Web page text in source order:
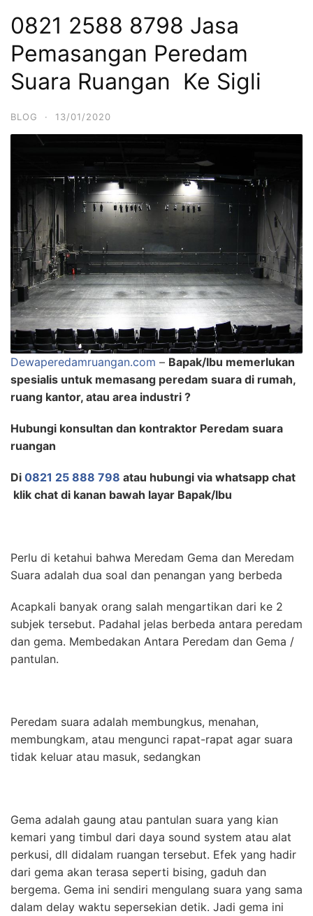
0821 2588 8798 Jasa
Pemasangan Peredam
Suara Ruangan Ke Sigli
BLOG · 13/01/2020
Dewaperedamruangan.com – Bapak/Ibu memerlukan
spesialis untuk memasang peredam suara di rumah,
ruang kantor, atau area industri ?
Hubungi konsultan dan kontraktor Peredam suara
ruangan
Di 0821 25 888 798 atau hubungi via whatsapp chat
klik chat di kanan bawah layar Bapak/Ibu
Perlu di ketahui bahwa Meredam Gema dan Meredam
Suara adalah dua soal dan penangan yang berbeda
Acapkali banyak orang salah mengartikan dari ke 2
subjek tersebut. Padahal jelas berbeda antara peredam
dan gema. Membedakan Antara Peredam dan Gema /
pantulan.
Peredam suara adalah membungkus, menahan,
membungkam, atau mengunci rapat-rapat agar suara
tidak keluar atau masuk, sedangkan
Gema adalah gaung atau pantulan suara yang kian
kemari yang timbul dari daya sound system atau alat
perkusi, dll didalam ruangan tersebut. Efek yang hadir
dari gema akan terasa seperti bising, gaduh dan
bergema. Gema ini sendiri mengulang suara yang sama
dalam delay waktu sepersekian detik. Jadi gema ini